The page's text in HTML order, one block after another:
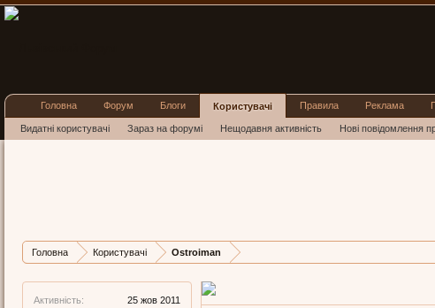
Головна Користувачі Ostroiman
Активність:
25 жов 2011
Дописів
Карма Бали
Головна Форум Блоги Користувачі
Видатні користувачі Зараз на форумі Нещодавня активність Нові повідомлення
Правила Реклама